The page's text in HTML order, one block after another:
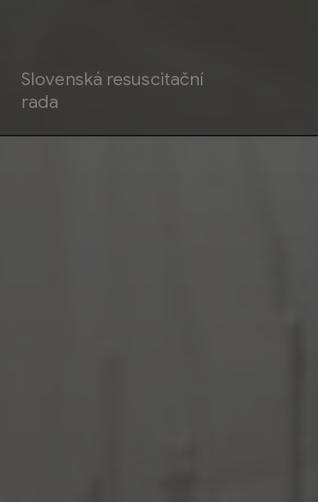
Slovenská resuscitační
rada